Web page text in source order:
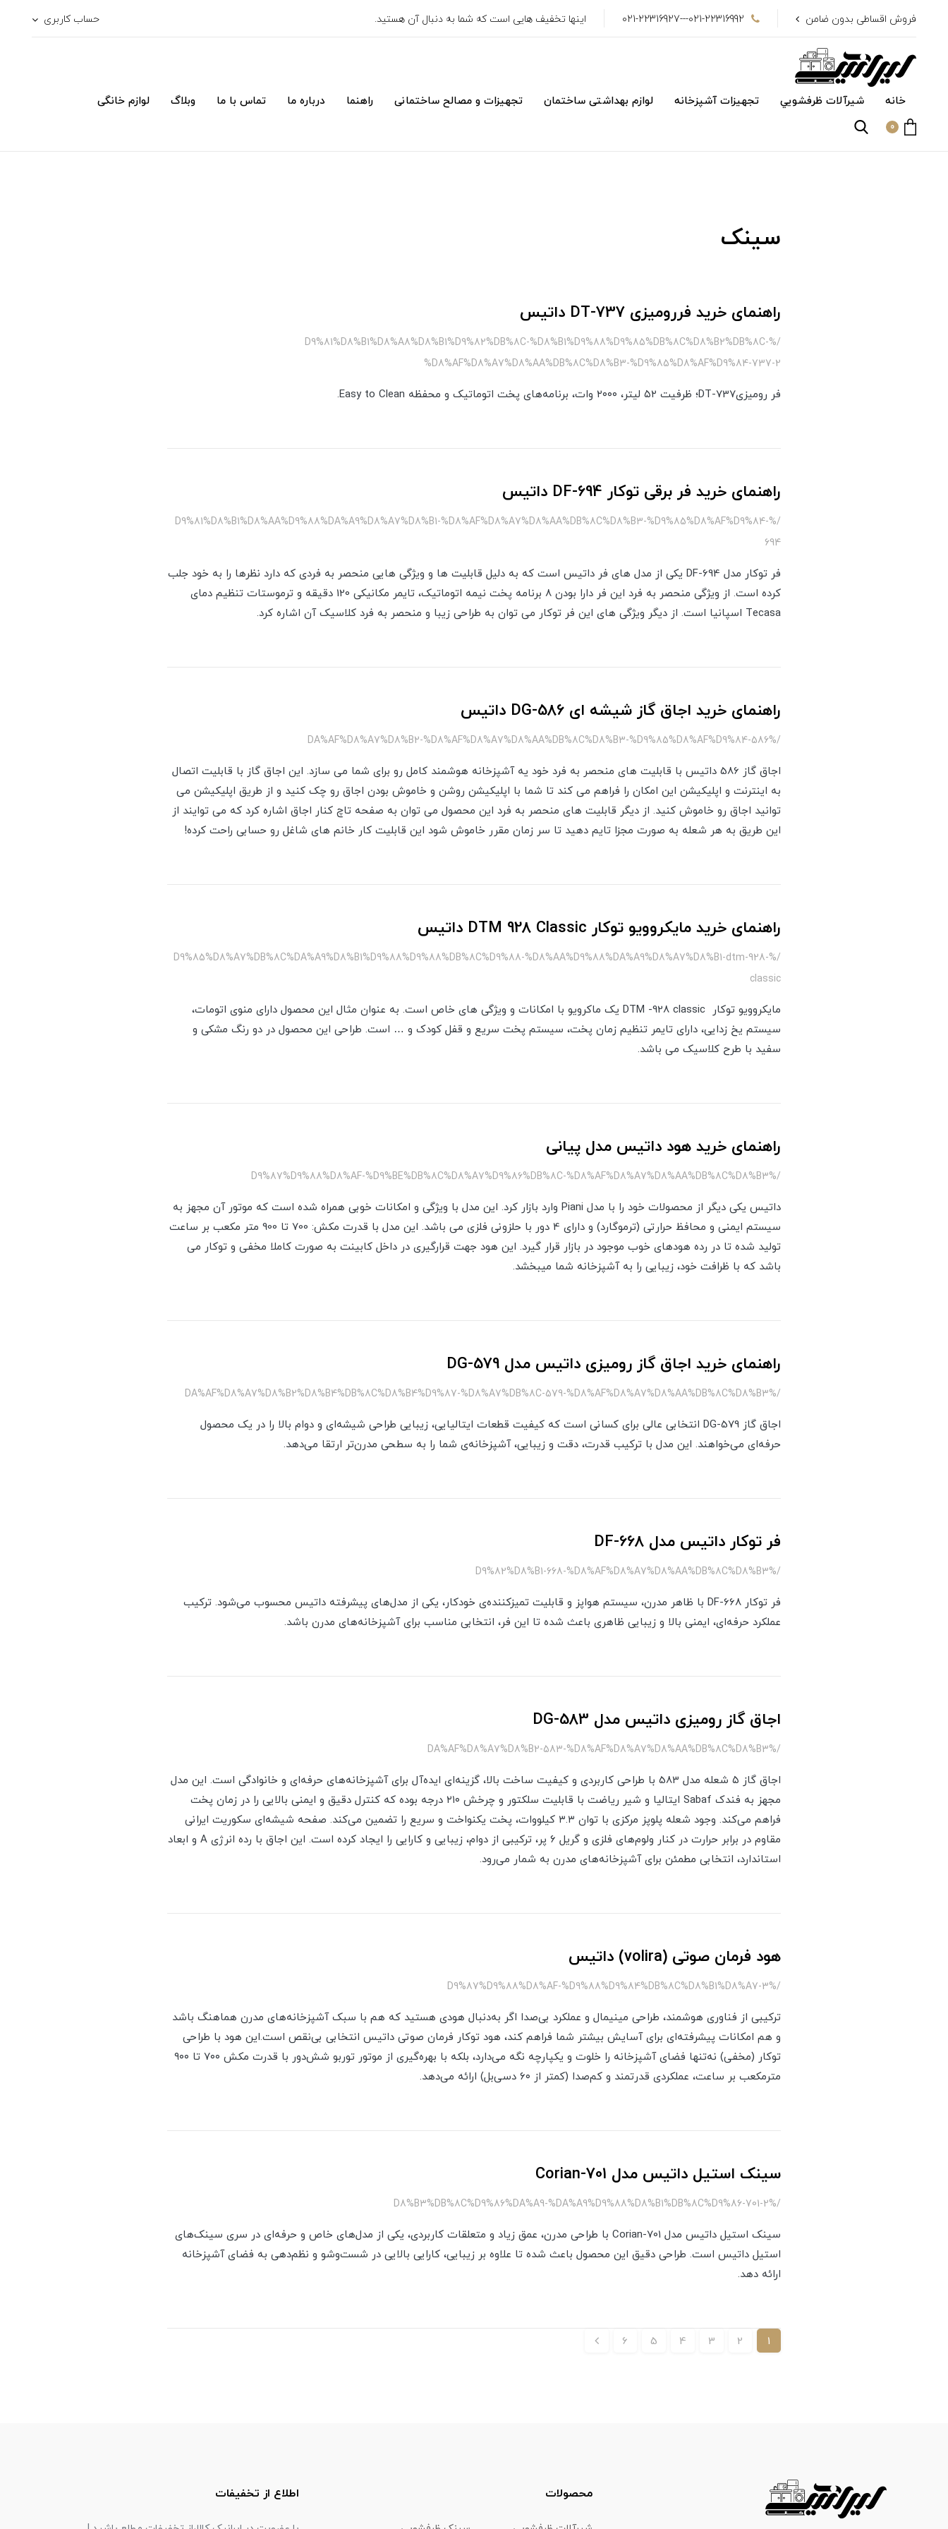
فروش اقساطی بدون ضامن 021-22316992---021-22316927 اینها تخفیف هایی است که شما به دنبال آن هستید. حساب کاربری
خانه شیرآلات ظرفشويي تجهیزات آشپزخانه لوازم بهداشتی ساختمان تجهیزات و مصالح ساختمانی راهنما درباره ما تماس با ما وبلاگ لوازم خانگی
0
سینک
راهنمای خرید فررومیزی DT-737 داتیس
/%D9%81%D8%B1%D8%A8%D8%B1%D9%82%DB%8C-%D8%B1%D9%88%D9%85%DB%8C%D8%B2%DB%8C-
%D8%AF%D8%A7%D8%AA%DB%8C%D8%B3-%D9%85%D8%AF%D9%84-737-2
فر رومیزیDT-737؛ ظرفیت ۵۲ لیتر، ۲۰۰۰ وات، برنامه‌های پخت اتوماتیک و محفظه Easy to Clean.
راهنمای خرید فر برقی توکار DF-694 داتیس
/%D9%81%D8%B1%D8%AA%D9%88%DA%A9%D8%A7%D8%B1-%D8%AF%D8%A7%D8%AA%DB%8C%D8%B3-%D9%85%D8%AF%D9%84-
694
فر توکار مدل DF-694 یکی از مدل های فر داتیس است که به دلیل قابلیت ها و ویژگی هایی منحصر به فردی که دارد نظرها را به خود جلب
کرده است. از ویژگی منحصر به فرد این فر دارا بودن 8 برنامه پخت نیمه اتوماتیک، تایمر مکانیکی 120 دقیقه و ترموستات تنظیم دمای
Tecasa اسپانیا است. از دیگر ویژگی های این فر توکار می توان به طراحی زیبا و منحصر به فرد کلاسیک آن اشاره کرد.
راهنمای خرید اجاق گاز شیشه ای DG-586 داتیس
/%DA%AF%D8%A7%D8%B2-%D8%AF%D8%A7%D8%AA%DB%8C%D8%B3-%D9%85%D8%AF%D9%84-586
اجاق گاز 586 داتیس با قابلیت های منحصر به فرد خود یه آشپزخانه هوشمند کامل رو برای شما می سازد. این اجاق گاز با قابلیت اتصال
به اینترنت و اپلیکیشن این امکان را فراهم می کند تا شما با اپلیکیشن روشن و خاموش بودن اجاق رو چک کنید و از طریق اپلیکیشن می
توانید اجاق رو خاموش کنید. از دیگر قابلیت های منحصر به فرد این محصول می توان به صفحه تاچ کنار اجاق اشاره کرد که می توایند از
این طریق به هر شعله به صورت مجزا تایم دهید تا سر زمان مقرر خاموش شود این قابلیت کار خانم های شاغل رو حسابی راحت کرده!
راهنمای خرید مایکروویو توکار DTM 928 Classic داتیس
/%D9%85%D8%A7%DB%8C%DA%A9%D8%B1%D9%88%D9%88%DB%8C%D9%88-%D8%AA%D9%88%DA%A9%D8%A7%D8%B1-dtm-928-
classic
مایکروویو توکار DTM -928 classic یک ماکرویو با امکانات و ویژگی های خاص است. به عنوان مثال این محصول دارای منوی اتومات،
سیستم یخ زدایی، دارای تایمر تنظیم زمان پخت، سیستم پخت سریع و قفل کودک و … است. طراحی این محصول در دو رنگ مشکی و
سفید با طرح کلاسیک می باشد.
راهنمای خرید هود داتیس مدل پیانی
/%D9%87%D9%88%D8%AF-%D9%BE%DB%8C%D8%A7%D9%86%DB%8C-%D8%AF%D8%A7%D8%AA%DB%8C%D8%B3
داتیس یکی دیگر از محصولات خود را با مدل Piani وارد بازار کرد. این مدل با ویژگی و امکانات خوبی همراه شده است که موتور آن مجهز به
سیستم ایمنی و محافظ حرارتی (ترموگارد) و دارای 4 دور با حلزونی فلزی می باشد. این مدل با قدرت مکش: 700 تا 900 متر مکعب بر ساعت
تولید شده تا در رده هودهای خوب موجود در بازار قرار گیرد. این هود جهت قرارگیری در داخل کابینت به صورت کاملا مخفی و توکار می
باشد که با ظرافت خود، زیبایی را به آشپزخانه شما میبخشد.
راهنمای خرید اجاق گاز رومیزی داتیس مدل DG-579
/%DA%AF%D8%A7%D8%B2%D8%B4%DB%8C%D8%B4%D9%87-%D8%A7%DB%8C-579-%D8%AF%D8%A7%D8%AA%DB%8C%D8%B3
اجاق گاز DG-579 انتخابی عالی برای کسانی است که کیفیت قطعات ایتالیایی، زیبایی طراحی شیشه‌ای و دوام بالا را در یک محصول
حرفه‌ای می‌خواهند. این مدل با ترکیب قدرت، دقت و زیبایی، آشپزخانه‌ی شما را به سطحی مدرن‌تر ارتقا می‌دهد.
فر توکار داتیس مدل DF-668
/%D9%82%D8%B1-668-%D8%AF%D8%A7%D8%AA%DB%8C%D8%B3
فر توکار DF-668 با ظاهر مدرن، سیستم هواپز و قابلیت تمیزکننده‌ی خودکار، یکی از مدل‌های پیشرفته داتیس محسوب می‌شود. ترکیب
عملکرد حرفه‌ای، ایمنی بالا و زیبایی ظاهری باعث شده تا این فر، انتخابی مناسب برای آشپزخانه‌های مدرن باشد.
اجاق گاز رومیزی داتیس مدل DG-583
/%DA%AF%D8%A7%D8%B2-583-%D8%AF%D8%A7%D8%AA%DB%8C%D8%B3
اجاق گاز ۵ شعله مدل 583 با طراحی کاربردی و کیفیت ساخت بالا، گزینه‌ای ایده‌آل برای آشپزخانه‌های حرفه‌ای و خانوادگی است. این مدل
مجهز به فندک Sabaf ایتالیا و شیر ریاضت با قابلیت سلکتور و چرخش ۲۱۰ درجه بوده که کنترل دقیق و ایمنی بالایی را در زمان پخت
فراهم می‌کند. وجود شعله پلوپز مرکزی با توان ۳.۳ کیلووات، پخت یکنواخت و سریع را تضمین می‌کند. صفحه شیشه‌ای سکوریت ایرانی
مقاوم در برابر حرارت در کنار ولوم‌های فلزی و گریل ۶ پر، ترکیبی از دوام، زیبایی و کارایی را ایجاد کرده است. این اجاق با رده انرژی A و ابعاد
استاندارد، انتخابی مطمئن برای آشپزخانه‌های مدرن به شمار می‌رود.
هود فرمان صوتی (volira) داتیس
/%D9%87%D9%88%D8%AF-%D9%88%D9%84%DB%8C%D8%B1%D8%A7-3
ترکیبی از فناوری هوشمند، طراحی مینیمال و عملکرد بی‌صدا اگر به‌دنبال هودی هستید که هم با سبک آشپزخانه‌های مدرن هماهنگ باشد
و هم امکانات پیشرفته‌ای برای آسایش بیشتر شما فراهم کند، هود توکار فرمان صوتی داتیس انتخابی بی‌نقص است.این هود با طراحی
توکار (مخفی) نه‌تنها فضای آشپزخانه را خلوت و یکپارچه نگه می‌دارد، بلکه با بهره‌گیری از موتور توربو شش‌دور با قدرت مکش ۷۰۰ تا ۹۰۰
مترمکعب بر ساعت، عملکردی قدرتمند و کم‌صدا (کمتر از ۶۰ دسی‌بل) ارائه می‌دهد.
سینک استیل داتیس مدل Corian-701
/%D8%B3%DB%8C%D9%86%DA%A9-%DA%A9%D9%88%D8%B1%DB%8C%D9%86-701-2
سینک استیل داتیس مدل Corian-701 با طراحی مدرن، عمق زیاد و متعلقات کاربردی، یکی از مدل‌های خاص و حرفه‌ای در سری سینک‌های
استیل داتیس است. طراحی دقیق این محصول باعث شده تا علاوه بر زیبایی، کارایی بالایی در شست‌وشو و نظم‌دهی به فضای آشپزخانه
ارائه دهد.
1
2
3
4
5
6
محصولات اطلاع از تخفیفات